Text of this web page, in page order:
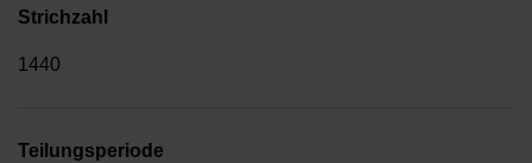
Strichzahl
1440
Teilungsperiode